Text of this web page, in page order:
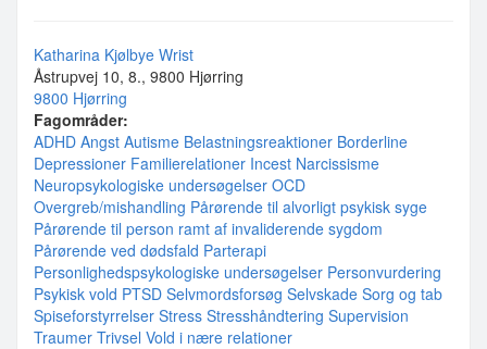
Katharina Kjølbye Wrist
Åstrupvej 10, 8., 9800 Hjørring
9800 Hjørring
Fagområder:
ADHD Angst Autisme Belastningsreaktioner Borderline
Depressioner Familierelationer Incest Narcissisme
Neuropsykologiske undersøgelser OCD
Overgreb/mishandling Pårørende til alvorligt psykisk syge
Pårørende til person ramt af invaliderende sygdom
Pårørende ved dødsfald Parterapi
Personlighedspsykologiske undersøgelser Personvurdering
Psykisk vold PTSD Selvmordsforsøg Selvskade Sorg og tab
Spiseforstyrrelser Stress Stresshåndtering Supervision
Traumer Trivsel Vold i nære relationer